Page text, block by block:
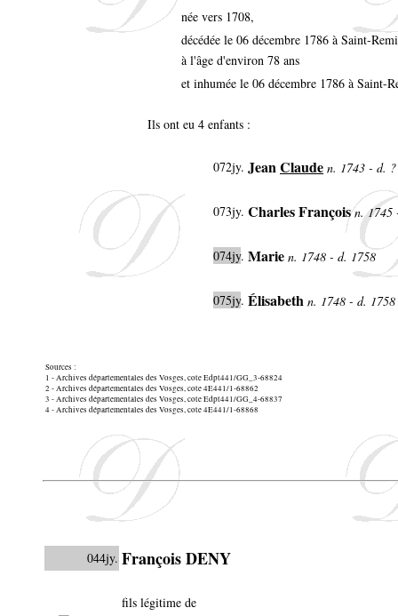
née vers 1708,
décédée le 06 décembre 1786 à Saint-
à l'âge d'environ 78 ans
et inhumée le 06 décembre 1786 à Saint-
Ils ont eu 4 enfants :
072jy. JeanClaude n. 1743 - d.
073jy. Charles Françoisn.
074jy. Marie n. 1748 - d. 1758
075jy. Élisabeth n. 1748 - d. 1758
Sources :
1 - Archives départementales des Vosges, cote Edpt441/GG_3-68824
2 - Archives départementales des Vosges, cote 4E441/1-68862
3 - Archives départementales des Vosges, cote Edpt441/GG_4-68837
4 - Archives départementales des Vosges, cote 4E441/1-68868
044jy. François DENY
fils légitime de